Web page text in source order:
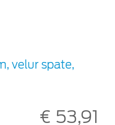
velur spate,
€ 53,91